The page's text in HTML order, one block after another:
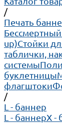
/
Печать
up)Cтойки
таблички,
системы
буклетницы
флагштоки
/
L - баннер
L - баннерX -